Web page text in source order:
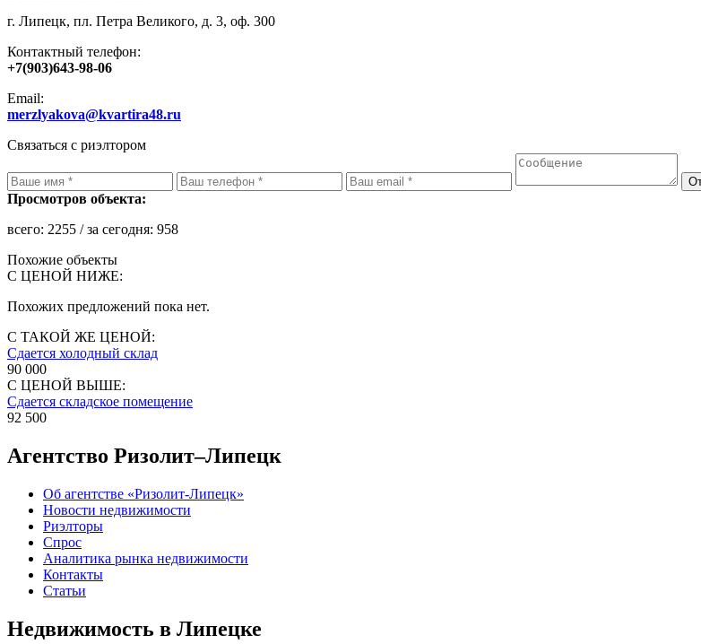
г. Липецк, пл. Петра Великого, д. 3, оф. 300
Контактный телефон:
+7(903)643-98-06
Email:
merzlyakova@kvartira48.ru
Связаться с риэлтором
Просмотров объекта:
всего: 2255 / за сегодня: 958
Похожие объекты
С ЦЕНОЙ НИЖЕ:
Похожих предложений пока нет.
С ТАКОЙ ЖЕ ЦЕНОЙ:
Сдается холодный склад
90 000
С ЦЕНОЙ ВЫШЕ:
Сдается складское помещение
92 500
Агентство Ризолит–Липецк
Об агентстве «Ризолит-Липецк»
Новости недвижимости
Риэлторы
Спрос
Аналитика рынка недвижимости
Контакты
Статьи
Недвижимость в Липецке